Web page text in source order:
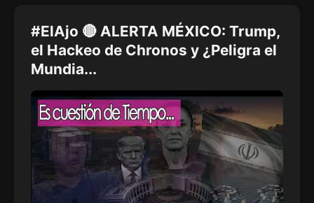
#ElAjo 🔴 ALERTA MÉXICO: Trump,
el Hackeo de Chronos y ¿Peligra el
Mundia...